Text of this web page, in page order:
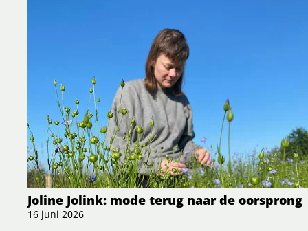
Joline Jolink: mode terug naar de oorsprong
16 juni 2026